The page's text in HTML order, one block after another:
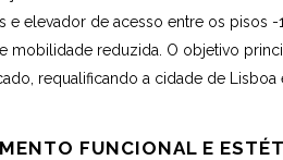
elevador de acesso entre os pisos
mobilidade reduzida. O objetivo
requalificando a cidade de
FUNCIONAL E